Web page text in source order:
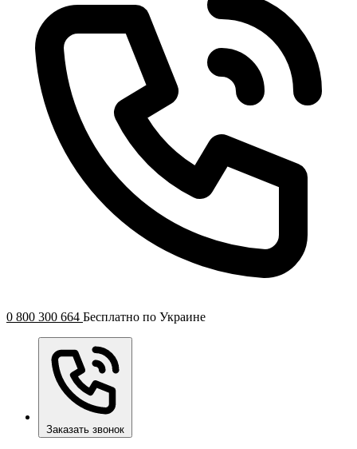
0 800 300 664 Бесплатно по Украине
Заказать звонок